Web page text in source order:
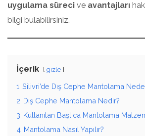
uygulama süreci ve avantajları
bilgi bulabilirsiniz.
İçerik gizle
1 Silivri’de Dış Cephe Mantolama
2 Dış Cephe Mantolama Nedir?
3 Kullanılan Başlıca Mantolama
4 Mantolama Nasıl Yapılır?